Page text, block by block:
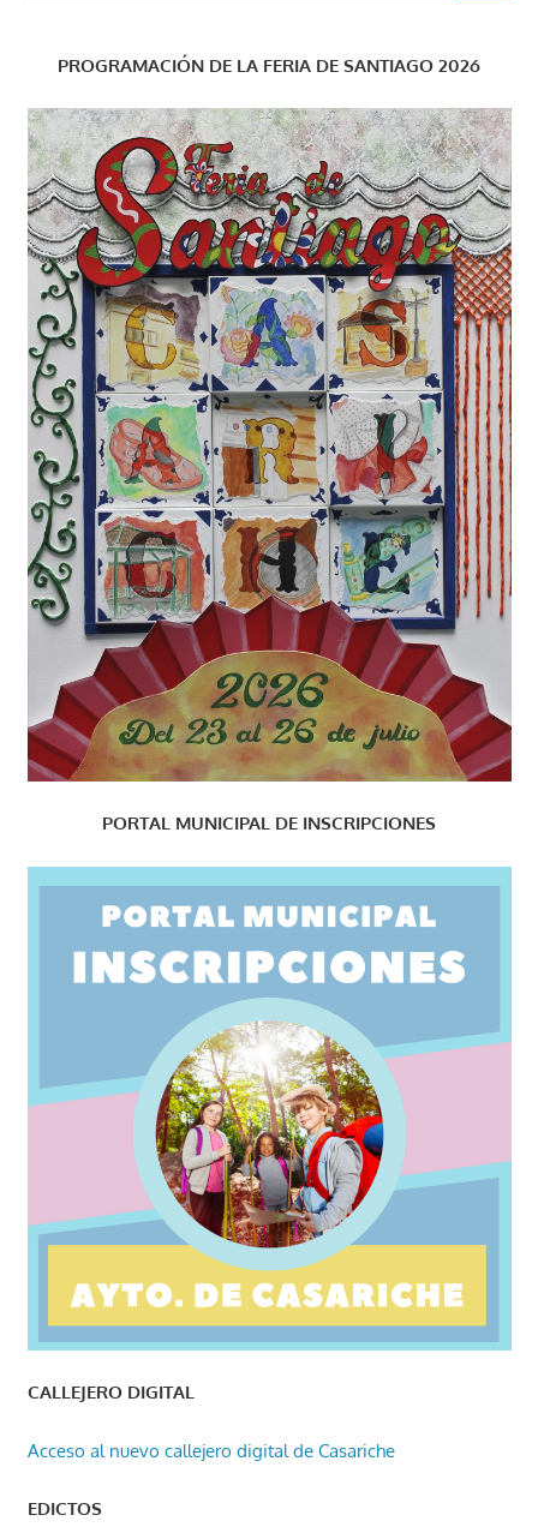
PROGRAMACIÓN DE LA FERIA DE SANTIAGO 2026
PORTAL MUNICIPAL DE INSCRIPCIONES
CALLEJERO DIGITAL
Acceso al nuevo callejero digital de Casariche
EDICTOS